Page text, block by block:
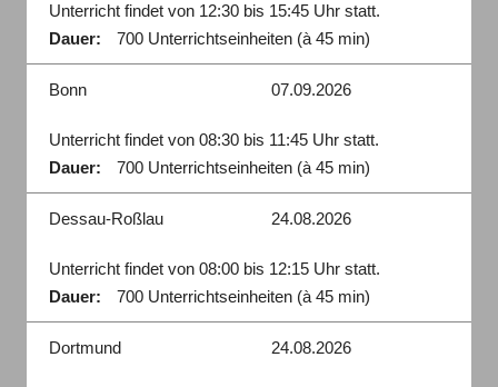
Unterricht findet von 12:30 bis 15:45 Uhr statt.
Dauer:
700 Unterrichtseinheiten (à 45 min)
Bonn 07.09.2026
Unterricht findet von 08:30 bis 11:45 Uhr statt.
Dauer:
700 Unterrichtseinheiten (à 45 min)
Dessau-Roßlau 24.08.2026
Unterricht findet von 08:00 bis 12:15 Uhr statt.
Dauer:
700 Unterrichtseinheiten (à 45 min)
Dortmund 24.08.2026